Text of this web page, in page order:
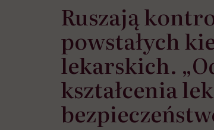
Ruszają
powstałych
lekarskich.
kształcenia